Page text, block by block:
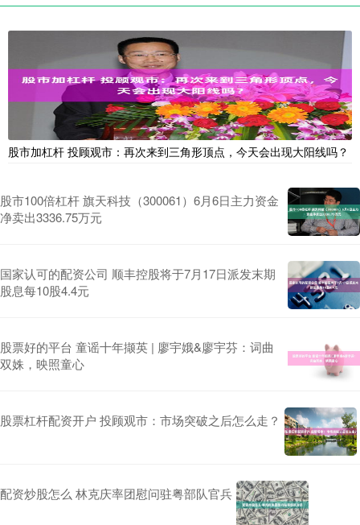
股市加杠杆 投顾观市：再次来到三角形顶点，今天会出现大阳线吗？
股市100倍杠杆 旗天科技（300061）6月6日主力资金
净卖出3336.75万元
国家认可的配资公司 顺丰控股将于7月17日派发末期
股息每10股4.4元
股票好的平台 童谣十年撷英 | 廖宇娥&廖宇芬：词曲
双姝，映照童心
股票杠杆配资开户 投顾观市：市场突破之后怎么走？
配资炒股怎么 林克庆率团慰问驻粤部队官兵